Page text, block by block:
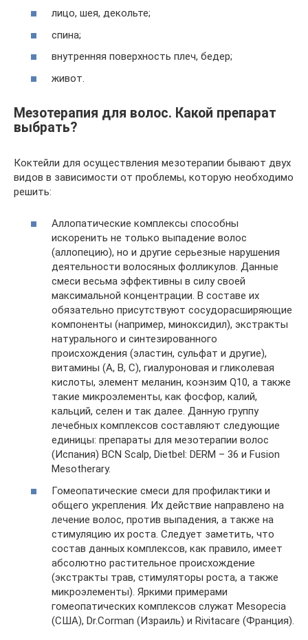
лицо, шея, декольте;
спина;
внутренняя поверхность плеч, бедер;
живот.
Мезотерапия для волос. Какой препарат
выбрать?
Коктейли для осуществления мезотерапии бывают двух
видов в зависимости от проблемы, которую необходимо
решить:
Аллопатические комплексы способны
искоренить не только выпадение волос
(аллопецию), но и другие серьезные нарушения
деятельности волосяных фолликулов. Данные
смеси весьма эффективны в силу своей
максимальной концентрации. В составе их
обязательно присутствуют сосудорасширяющие
компоненты (например, миноксидил), экстракты
натурального и синтезированного
происхождения (эластин, сульфат и другие),
витамины (А, В, С), гиалуроновая и гликолевая
кислоты, элемент меланин, коэнзим Q10, а также
такие микроэлементы, как фосфор, калий,
кальций, селен и так далее. Данную группу
лечебных комплексов составляют следующие
единицы: препараты для мезотерапии волос
(Испания) BCN Scalp, Dietbel: DERM – 36 и Fusion
Mesotherary.
Гомеопатические смеси для профилактики и
общего укрепления. Их действие направлено на
лечение волос, против выпадения, а также на
стимуляцию их роста. Следует заметить, что
состав данных комплексов, как правило, имеет
абсолютно растительное происхождение
(экстракты трав, стимуляторы роста, а также
микроэлементы). Яркими примерами
гомеопатических комплексов служат Mesopecia
(США), Dr.Corman (Израиль) и Rivitacare (Франция).